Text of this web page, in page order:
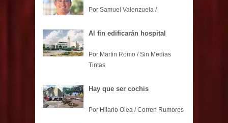
Por Samuel Valenzuela /
Al fin edificarán hospital
Por Martin Romo / Sin Medias
Tintas
Hay que ser cochis
Por Hilario Olea / Corren Rumores